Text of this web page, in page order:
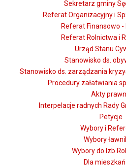
Sekretarz gminy
Referat Organizacyjny i
Referat Finansowo
Referat Rolnictwa i
Urząd Stanu
Stanowisko ds.
Stanowisko ds. zarządzania
Procedury załatwiania
Akty
Interpelacje radnych Rady
Petycje
Wybory i
Wybory
Wybory do Izb
Dla